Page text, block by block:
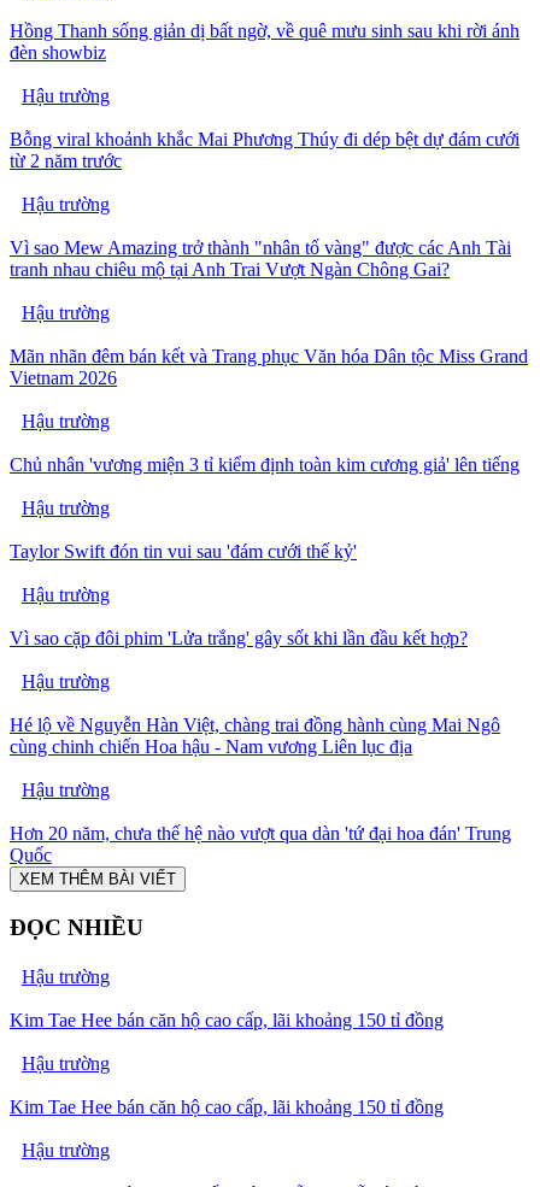
Hồng Thanh sống giản dị bất ngờ, về quê mưu sinh sau khi rời ánh
đèn showbiz
Hậu trường
Bỗng viral khoảnh khắc Mai Phương Thúy đi dép bệt dự đám cưới
từ 2 năm trước
Hậu trường
Vì sao Mew Amazing trở thành "nhân tố vàng" được các Anh Tài
tranh nhau chiêu mộ tại Anh Trai Vượt Ngàn Chông Gai?
Hậu trường
Mãn nhãn đêm bán kết và Trang phục Văn hóa Dân tộc Miss Grand
Vietnam 2026
Hậu trường
Chủ nhân 'vương miện 3 tỉ kiểm định toàn kim cương giả' lên tiếng
Hậu trường
Taylor Swift đón tin vui sau 'đám cưới thế kỷ'
Hậu trường
Vì sao cặp đôi phim 'Lửa trắng' gây sốt khi lần đầu kết hợp?
Hậu trường
Hé lộ về Nguyễn Hàn Việt, chàng trai đồng hành cùng Mai Ngô
cùng chinh chiến Hoa hậu - Nam vương Liên lục địa
Hậu trường
Hơn 20 năm, chưa thế hệ nào vượt qua dàn 'tứ đại hoa đán' Trung
Quốc
XEM THÊM BÀI VIẾT
ĐỌC NHIỀU
Hậu trường
Kim Tae Hee bán căn hộ cao cấp, lãi khoảng 150 tỉ đồng
Hậu trường
Kim Tae Hee bán căn hộ cao cấp, lãi khoảng 150 tỉ đồng
Hậu trường